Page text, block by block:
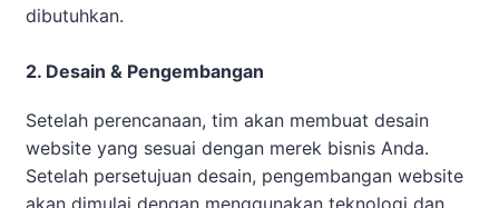
dibutuhkan.
2. Desain & Pengembangan
Setelah perencanaan, tim akan membuat desain
website yang sesuai dengan merek bisnis Anda.
Setelah persetujuan desain, pengembangan website
akan dimulai dengan menggunakan teknologi dan